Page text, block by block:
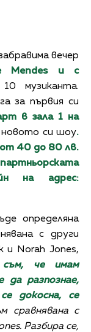
вечер
и с
музиканта.
за първия си
в зала 1 на
новото си шоу.
от 40 до 80 лв.
на адрес:
определяна
с други
и Norah Jones,
съм, че имам
да разпознае,
докосна, се
сравнявана с
Разбира се,